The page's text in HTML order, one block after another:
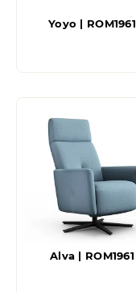
Yoyo | ROM1961
Alva | ROM1961